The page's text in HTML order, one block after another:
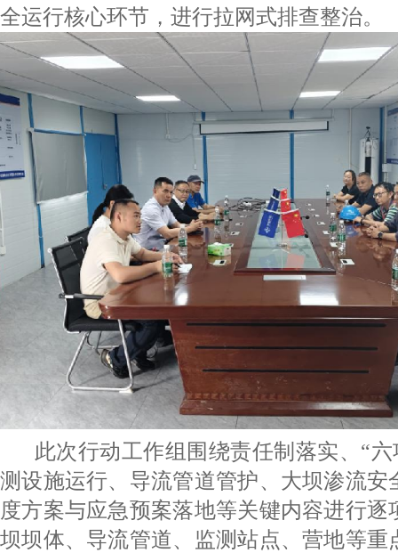
全运行核心环节，进行拉网式排查整治。
此次行动工作组围绕责任制落实、“六
测设施运行、导流管道管护、大坝渗流安
度方案与应急预案落地等关键内容进行
坝坝体、导流管道、监测站点、营地等重